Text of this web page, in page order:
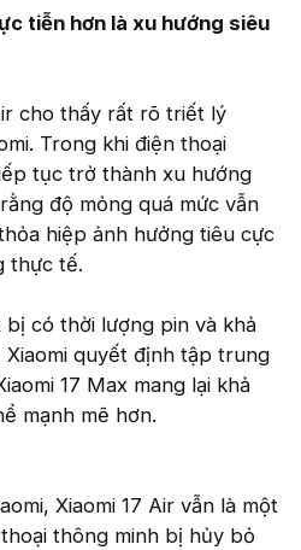
tiễn hơn là xu hướng siêu
cho thấy rất rõ triết lý
Trong khi điện thoại
tục trở thành xu hướng
độ mỏng quá mức vẫn
hiệp ảnh hưởng tiêu cực
thực tế.
có thời lượng pin và khả
quyết định tập trung
17 Max mang lại khả
mạnh mẽ hơn.
Xiaomi 17 Air vẫn là một
thông minh bị hủy bỏ